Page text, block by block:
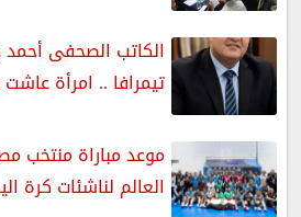
الكاتب الصحفى
تيمرافا .. امرأة
موعد مباراة منتخب
العالم لناشئات كرة